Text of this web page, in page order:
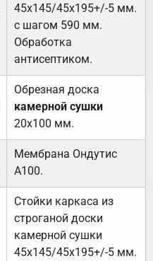
45х145/45х195+/-5 мм.
с шагом 590 мм.
Обработка
антисептиком.
Обрезная доска
камерной сушки
20х100 мм.
Мембрана Ондутис
А100.
Стойки каркаса из
строганой доски
камерной сушки
45х145/45х195+/-5 мм.